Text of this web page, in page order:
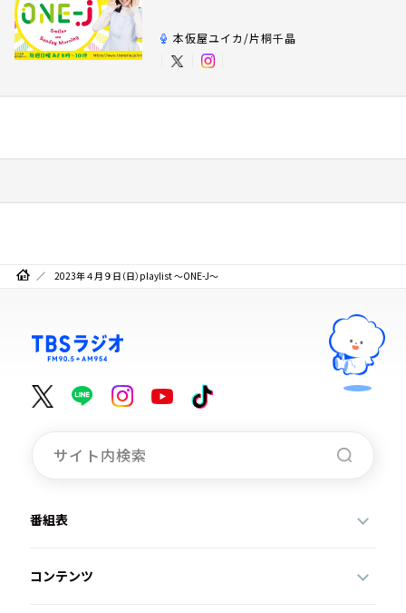
本仮屋ユイカ/片桐千晶
2023年４月９日（日）playlist ～ONE-J～
番組表
コンテンツ